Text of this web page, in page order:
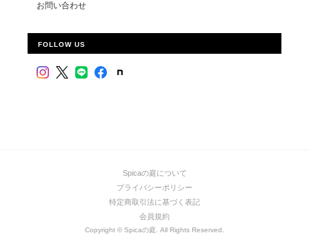
お問い合わせ
FOLLOW US
Spicaの庭について
プライバシーポリシー
特定商取引法に基づく表記
会員規約
Copyright © Spicaの庭. All Rights Reserved.